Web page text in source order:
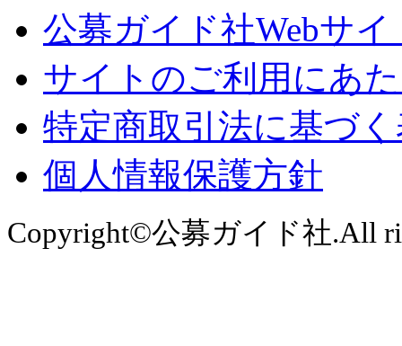
公募ガイド社Webサイ
サイトのご利用にあ
特定商取引法に基づ
個人情報保護方針
Copyright©公募ガイド社.All